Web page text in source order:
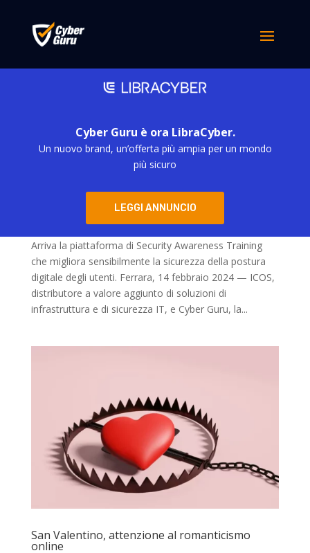
Cyber Guru è ora LibraCyber.
Un nuovo brand, un’offerta più ampia per un mondo
più sicuro
LEGGI ANNUNCIO
ICOS S.p.A. – Cyber Guru: siglato accordo
strategico di distribuzione
|Feb 14, 2024
Arriva la piattaforma di Security Awareness Training
che migliora sensibilmente la sicurezza della postura
digitale degli utenti. Ferrara, 14 febbraio 2024 — ICOS,
distributore a valore aggiunto di soluzioni di
infrastruttura e di sicurezza IT, e Cyber Guru, la...
San Valentino, attenzione al romanticismo
online